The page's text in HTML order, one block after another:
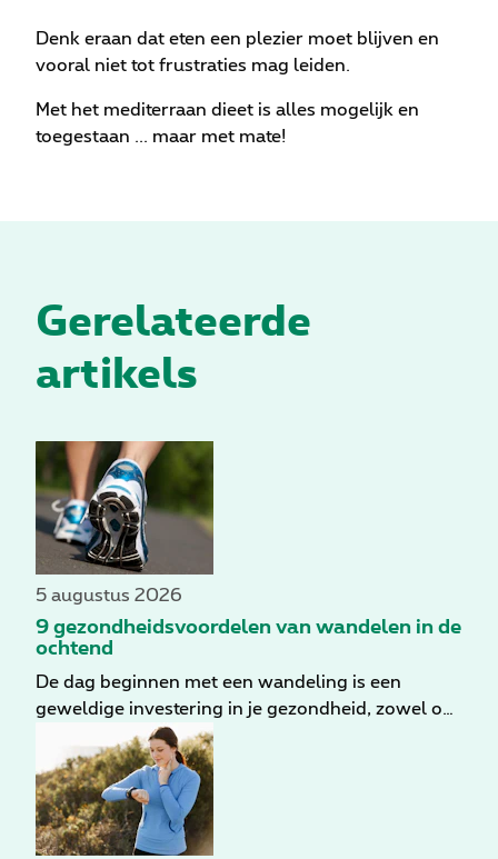
Denk eraan dat eten een plezier moet blijven en
vooral niet tot frustraties mag leiden.
Met het mediterraan dieet is alles mogelijk en
toegestaan ... maar met mate!
Gerelateerde
artikels
5 augustus 2026
9 gezondheidsvoordelen van wandelen in de
ochtend
De dag beginnen met een wandeling is een
geweldige investering in je gezondheid, zowel op
korte als op lange termijn. Zelfs op een bewolkte
dag krijg je een flinke dosis zonlicht. Bovendien
breng je je hele lichaam op een zachte manier op
gang. Heb je nog meer argumenten nodig?
Hieronder sommen we 9 gezondheidsvoordelen